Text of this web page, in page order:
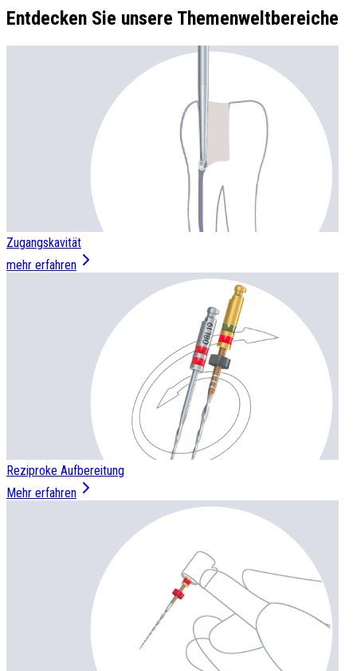
Entdecken Sie unsere Themenweltbereiche
Zugangskavität
mehr erfahren
Reziproke Aufbereitung
Mehr erfahren